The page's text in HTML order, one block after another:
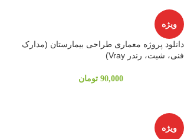
ویژه
دانلود پروژه معماری طراحی بیمارستان (مدارک
فنی، شیت، رندر Vray)
90,000 تومان
ویژه